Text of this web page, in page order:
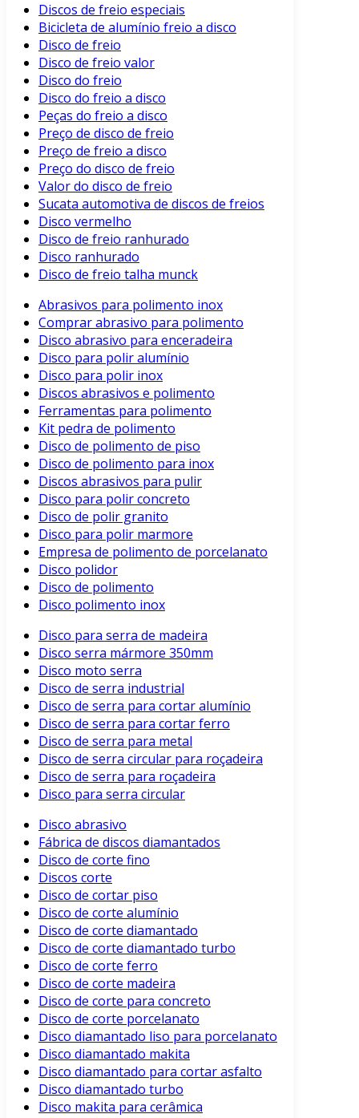
Discos de freio especiais
Bicicleta de alumínio freio a disco
Disco de freio
Disco de freio valor
Disco do freio
Disco do freio a disco
Peças do freio a disco
Preço de disco de freio
Preço de freio a disco
Preço do disco de freio
Valor do disco de freio
Sucata automotiva de discos de freios
Disco vermelho
Disco de freio ranhurado
Disco ranhurado
Disco de freio talha munck
Abrasivos para polimento inox
Comprar abrasivo para polimento
Disco abrasivo para enceradeira
Disco para polir alumínio
Disco para polir inox
Discos abrasivos e polimento
Ferramentas para polimento
Kit pedra de polimento
Disco de polimento de piso
Disco de polimento para inox
Discos abrasivos para pulir
Disco para polir concreto
Disco de polir granito
Disco para polir marmore
Empresa de polimento de porcelanato
Disco polidor
Disco de polimento
Disco polimento inox
Disco para serra de madeira
Disco serra mármore 350mm
Disco moto serra
Disco de serra industrial
Disco de serra para cortar alumínio
Disco de serra para cortar ferro
Disco de serra para metal
Disco de serra circular para roçadeira
Disco de serra para roçadeira
Disco para serra circular
Disco abrasivo
Fábrica de discos diamantados
Disco de corte fino
Discos corte
Disco de cortar piso
Disco de corte alumínio
Disco de corte diamantado
Disco de corte diamantado turbo
Disco de corte ferro
Disco de corte madeira
Disco de corte para concreto
Disco de corte porcelanato
Disco diamantado liso para porcelanato
Disco diamantado makita
Disco diamantado para cortar asfalto
Disco diamantado turbo
Disco makita para cerâmica